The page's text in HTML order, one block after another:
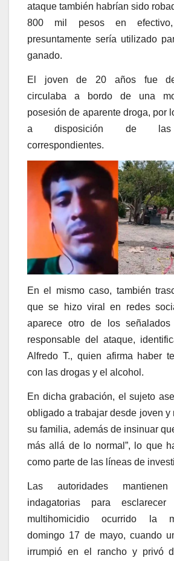
ataque también habrían sido
800 mil pesos en
presuntamente sería utilizado
ganado.
El joven de 20 años fue
circulaba a bordo de una
posesión de aparente droga, por
a disposición de las
correspondientes.
En el mismo caso, también
que se hizo viral en redes
aparece otro de los señalados
responsable del ataque,
Alfredo T., quien afirma haber
con las drogas y el alcohol.
En dicha grabación, el sujeto
obligado a trabajar desde joven y
su familia, además de insinuar
más allá de lo normal”, lo que
como parte de las líneas de
Las autoridades
indagatorias para
multihomicidio ocurrido la
domingo 17 de mayo, cuando
irrumpió en el rancho y privó